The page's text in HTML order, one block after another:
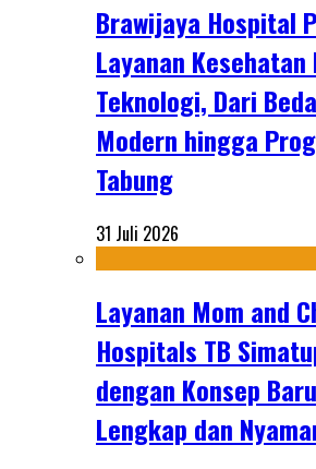
Brawijaya Hospital
Layanan
Teknologi, Dari
Modern hingga
Tabung
31 Juli 2026
Layanan Mom and
Hospitals TB
dengan Konsep
Lengkap dan